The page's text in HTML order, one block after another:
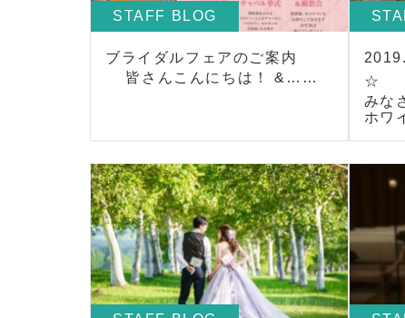
STAFF BLOG
ブライダルフェアのご案内
皆さんこんにちは！ &……
☆
みな
ホワ